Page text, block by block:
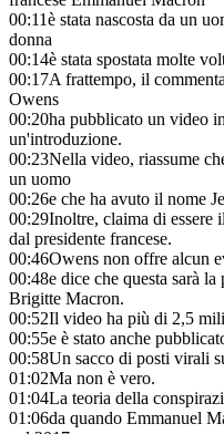
00:11è stata nascosta da un
donna
00:14è stata spostata molte
00:17A frattempo, il
Owens
00:20ha pubblicato un video
un'introduzione.
00:23Nella video, riassume
un uomo
00:26e che ha avuto il nome
00:29Inoltre, claima di essere
dal presidente francese.
00:46Owens non offre alcun
00:48e dice che questa sarà
Brigitte Macron.
00:52Il video ha più di 2,5
00:55e è stato anche
00:58Un sacco di posti virali
01:02Ma non è vero.
01:04La teoria della
01:06da quando Emmanuel